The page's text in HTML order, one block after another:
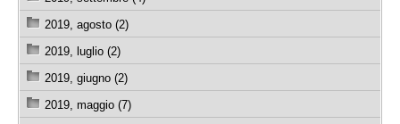
2019, agosto (2)
2019, luglio (2)
2019, giugno (2)
2019, maggio (7)